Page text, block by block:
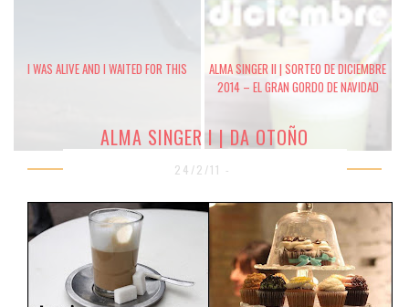
I WAS ALIVE AND I WAITED FOR THIS
ALMA SINGER II | SORTEO DE DICIEMBRE
2014 – EL GRAN GORDO DE NAVIDAD
ALMA SINGER I | DA OTOÑO
24/2/11 -